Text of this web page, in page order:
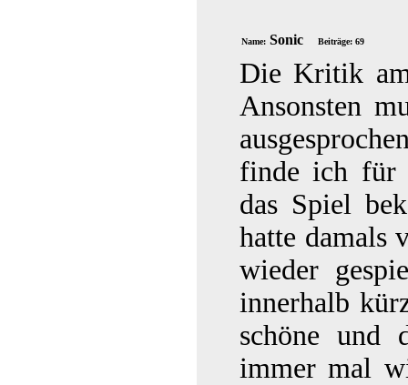
Name: Sonic Beiträge: 69
Die Kritik
Ansonsten
finde ich für
das Spiel
hatte damals
wieder
innerhalb
schöne und
immer mal